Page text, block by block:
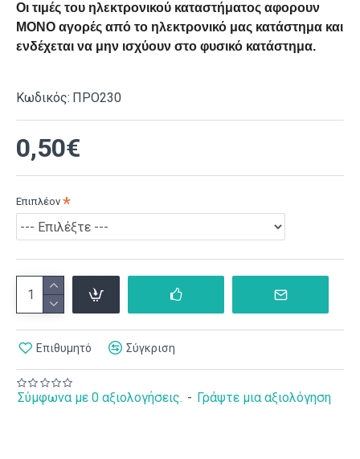
Οι τιμές του ηλεκτρονικού καταστήματος αφορουν
ΜΟΝΟ αγορές από το ηλεκτρονικό μας κατάστημα και
ενδέχεται να μην ισχύουν στο φυσικό κατάστημα.
Κωδικός: ΠΡΟ230
Σύμφωνα με 0 αξιολογήσεις. - Γράψτε μια αξιολόγηση
0,50€
Επιπλέον
Επιθυμητό Σύγκριση